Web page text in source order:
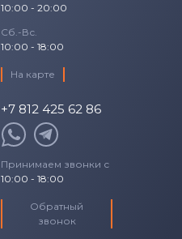
10:00 - 20:00
Сб.-Вс.
10:00 - 18:00
На карте
+7 812 425 62 86
Принимаем звонки с
10:00 - 18:00
Обратный
звонок